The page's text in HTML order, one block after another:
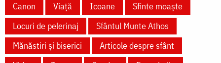
Canon Viață Icoane
Sfinte moaște
Locuri de pelerinaj
Sfântul Munte Athos
Mănăstiri și biserici
Articole despre sfânt